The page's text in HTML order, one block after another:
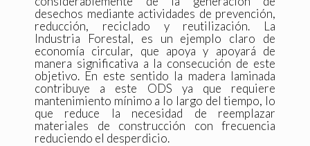
desechos mediante actividades de prevención,
reducción, reciclado y reutilización. La
Industria Forestal, es un ejemplo claro de
economía circular, que apoya y apoyará de
manera significativa a la consecución de este
objetivo. En este sentido la madera laminada
contribuye a este ODS ya que requiere
mantenimiento mínimo a lo largo del tiempo, lo
que reduce la necesidad de reemplazar
materiales de construcción con frecuencia
reduciendo el desperdicio.